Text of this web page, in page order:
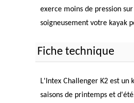
exerce moins de pression
soigneusement votre kayak
Fiche technique
L'Intex Challenger K2 est
saisons de printemps et